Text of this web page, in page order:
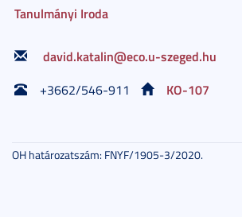
Tanulmányi Iroda
david.katalin@eco.u-szeged.hu
+3662/546-911 KO-107
OH határozatszám: FNYF/1905-3/2020.